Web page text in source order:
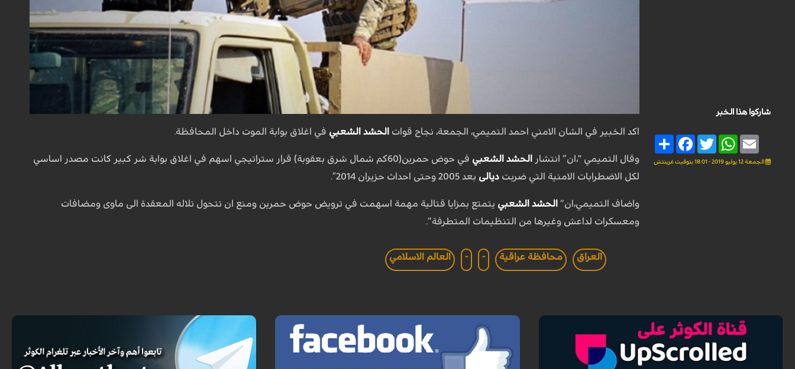
شاركوا هذا الخبر
Share
FacebookTwitter
WhatsAppEmail
الجمعة 12 يوليو 2019 - 18:01 بتوقيت غرينتش
اكد الخبير في الشان الامني احمد التميمي، الجمعة، نجاح قوات الحشد الشعبي في اغلاق بوابة الموت داخل المحافظة.
وقال التميمي "،ان” انتشار الحشد الشعبي
في حوض حمرين(60كم شمال شرق بعقوبة) قرار ستراتيجي اسهم في اغلاق بوابة شر كبير كانت مصدر اساسي
لكل الاضطرابات الامنية التي ضربت ديالى بعد 2005 وحتى احداث حزيران 2014″.
واضاف التميمي،ان” الحشد الشعبي يتمتع بمزايا قتالية مهمة اسهمت في ترويض حوض حمرين ومنع ان تتحول تلاله المعقدة الى ماوى ومضافات
ومعسكرات لداعش وغيرها من التنظيمات المتطرفة”.
العراق محافظة عراقية -
- العالم الاسلامي